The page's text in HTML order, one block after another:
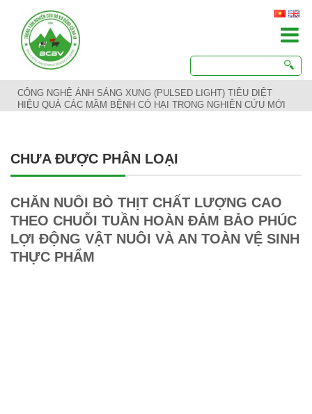
CÔNG NGHỆ ÁNH SÁNG XUNG (PULSED LIGHT) TIÊU DIỆT
HIỆU QUẢ CÁC MẦM BỆNH CÓ HẠI TRONG NGHIÊN CỨU MỚI
CHƯA ĐƯỢC PHÂN LOẠI
CHĂN NUÔI BÒ THỊT CHẤT LƯỢNG CAO
THEO CHUỖI TUẦN HOÀN ĐẢM BẢO PHÚC
LỢI ĐỘNG VẬT NUÔI VÀ AN TOÀN VỆ SINH
THỰC PHẨM